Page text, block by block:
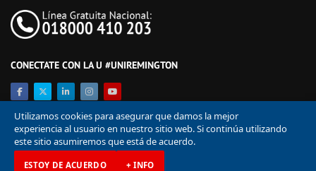
CONECTATE CON LA U #UNIREMINGTON
Utilizamos cookies para asegurar que damos la mejor
experiencia al usuario en nuestro sitio web. Si continúa utilizando
este sitio asumiremos que está de acuerdo.
ESTOY DE ACUERDO + INFO